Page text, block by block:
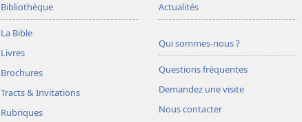
Bibliothèque
La Bible
Livres
Brochures
Tracts & Invitations
Rubriques
Actualités
Qui sommes-nous ?
Questions fréquentes
Demandez une visite
Nous contacter